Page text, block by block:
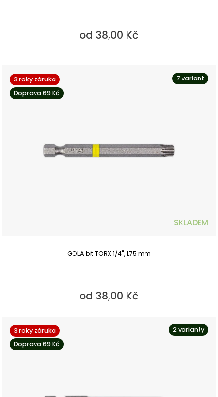
od 38,00 Kč
7 variant
3 roky záruka
Doprava 69 Kč
SKLADEM
GOLA bit TORX 1/4", L75 mm
od 38,00 Kč
2 varianty
3 roky záruka
Doprava 69 Kč